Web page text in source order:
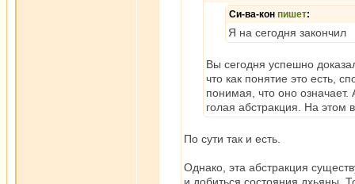
Си-ва-кон пишет:
Я на сегодня закончил
Вы сегодня успешно
что как понятие это есть,
понимая, что оно
голая абстракция. На этом
По сути так и есть.
Однако, эта абстракция